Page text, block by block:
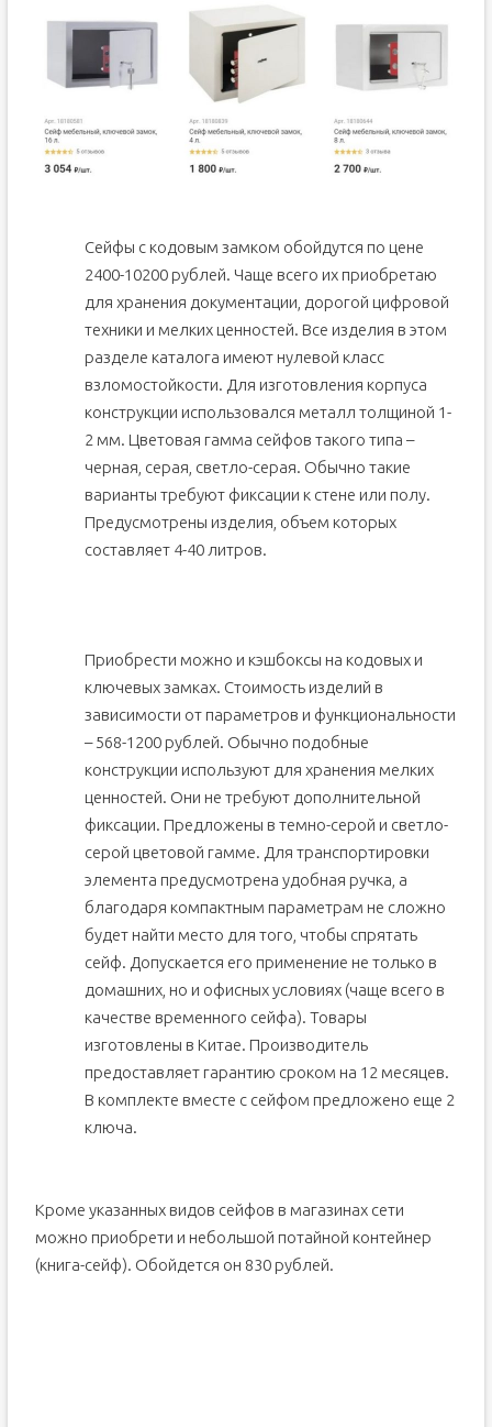
Сейфы с кодовым замком обойдутся по цене
2400-10200 рублей. Чаще всего их приобретаю
для хранения документации, дорогой цифровой
техники и мелких ценностей. Все изделия в этом
разделе каталога имеют нулевой класс
взломостойкости. Для изготовления корпуса
конструкции использовался металл толщиной 1-
2 мм. Цветовая гамма сейфов такого типа –
черная, серая, светло-серая. Обычно такие
варианты требуют фиксации к стене или полу.
Предусмотрены изделия, объем которых
составляет 4-40 литров.
Приобрести можно и кэшбоксы на кодовых и
ключевых замках. Стоимость изделий в
зависимости от параметров и функциональности
– 568-1200 рублей. Обычно подобные
конструкции используют для хранения мелких
ценностей. Они не требуют дополнительной
фиксации. Предложены в темно-серой и светло-
серой цветовой гамме. Для транспортировки
элемента предусмотрена удобная ручка, а
благодаря компактным параметрам не сложно
будет найти место для того, чтобы спрятать
сейф. Допускается его применение не только в
домашних, но и офисных условиях (чаще всего в
качестве временного сейфа). Товары
изготовлены в Китае. Производитель
предоставляет гарантию сроком на 12 месяцев.
В комплекте вместе с сейфом предложено еще 2
ключа.
Кроме указанных видов сейфов в магазинах сети
можно приобрети и небольшой потайной контейнер
(книга-сейф). Обойдется он 830 рублей.